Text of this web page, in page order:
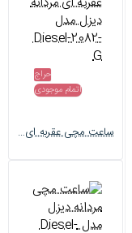
حراج
اتمام موجودی
ساعت مچی عقربه ای مردانه دیزل مدل Diesel-2082-G